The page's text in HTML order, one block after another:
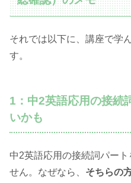
それでは以下に、講座で学
す。
1：中2英語応用の接続
いかも
中2英語応用の接続詞パー
せん。なぜなら、 そちらの